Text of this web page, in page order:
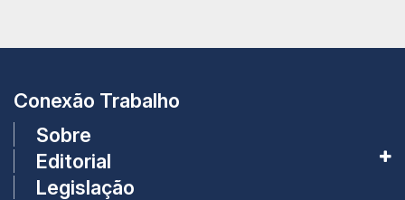
Conexão Trabalho
Sobre
Editorial
Legislação